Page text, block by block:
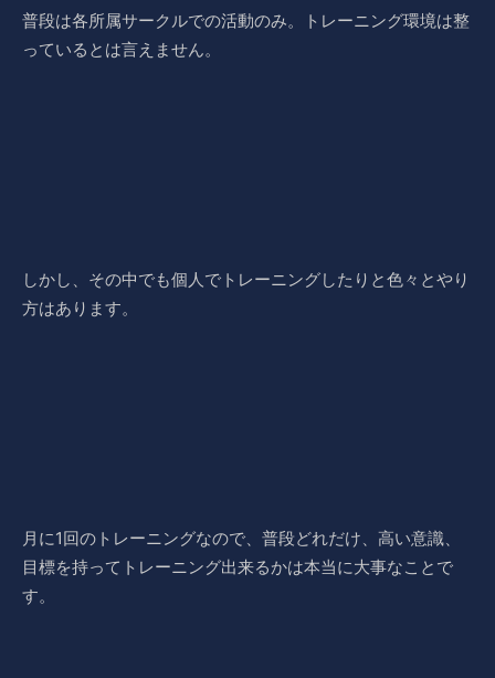
普段は各所属サークルでの活動のみ。トレーニング環境は整
っているとは言えません。
しかし、その中でも個人でトレーニングしたりと色々とやり
方はあります。
月に1回のトレーニングなので、普段どれだけ、高い意識、
目標を持ってトレーニング出来るかは本当に大事なことで
す。